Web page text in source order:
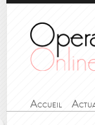
Accueil